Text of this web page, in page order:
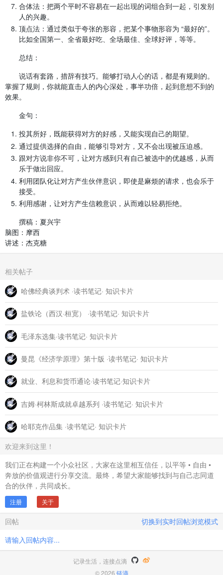
合体法：把两个平时不容易在一起出现的词组合到一起，引发别
人的兴趣。
顶点法：通过类似于夸张的形容，把某个事物形容为 “最好的”。
比如全国第一、全省最好吃、全场最佳、全球好评，等等。
总结：
说话有套路，措辞有技巧。能够打动人心的话，都是有规则的。
掌握了规则，你就能直击人的内心深处，事半功倍，起到意想不到的
效果。
金句：
投其所好，既能获得对方的好感，又能实现自己的期望。
通过提供选择的自由，能够引导对方，又不会出现被压迫感。
跟对方说非你不可，让对方感到只有自己被选中的优越感，从而
乐于做出回应。
利用团队化让对方产生伙伴意识，即使是麻烦的请求，也会乐于
接受。
利用感谢，让对方产生信赖意识，从而难以轻易拒绝。
撰稿：夏兴宇
脑图：摩西
讲述：杰克糖
相关帖子
哈佛经典谈判术 ·读书笔记· 知识卡片
盐铁论（西汉·桓宽） ·读书笔记· 知识卡片
毛泽东选集·读书笔记· 知识卡片
曼昆《经济学原理》第十版 ·读书笔记· 知识卡片
就业、利息和货币通论·读书笔记·知识卡片
吉姆·柯林斯成就卓越系列 ·读书笔记· 知识卡片
哈耶克作品集 ·读书笔记· 知识卡片
欢迎来到这里！
我们正在构建一个小众社区，大家在这里相互信任，以平等 • 自由 •
奔放的价值观进行分享交流。最终，希望大家能够找到与自己志同道
合的伙伴，共同成长。
注册 关于
回帖
切换到实时回帖浏览模式
请输入回帖内容...
记录生活，连接点滴
© 2026 链滴